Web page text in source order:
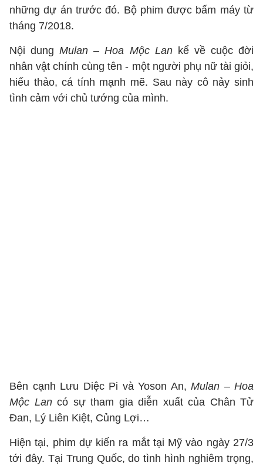
những dự án trước đó. Bộ phim được bấm máy từ
tháng 7/2018.
Nội dungMulan – Hoa Mộc Lankể về cuộc đời
nhân vật chính cùng tên - một người phụ nữ tài giỏi,
hiếu thảo, cá tính mạnh mẽ. Sau này cô nảy sinh
tình cảm với chủ tướng của mình.
Bên cạnh Lưu Diệc Pi và Yoson An, Mulan – Hoa
Mộc Lancó sự tham gia diễn xuất của Chân Tử
Đan, Lý Liên Kiệt, Củng Lợi…
Hiện tại, phim dự kiến ra mắt tại Mỹ vào ngày 27/3
tới đây. Tại Trung Quốc, do tình hình nghiêm trọng,